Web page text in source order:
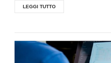
LEGGI TUTTO